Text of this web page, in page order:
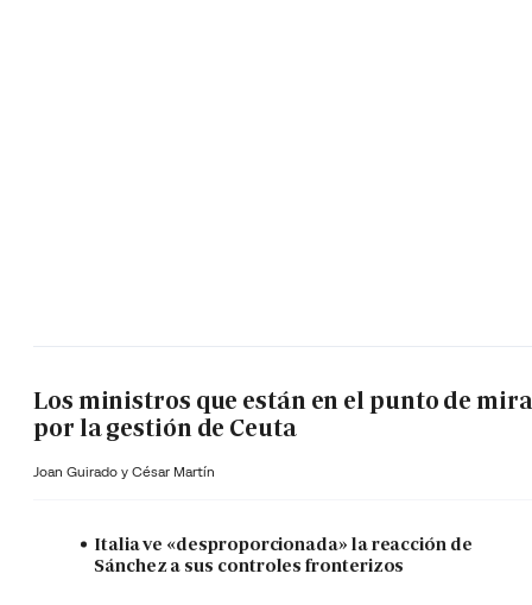
Los ministros que están en el punto de mira
por la gestión de Ceuta
Joan Guirado y César Martín
Italia ve «desproporcionada» la reacción de
Sánchez a sus controles fronterizos